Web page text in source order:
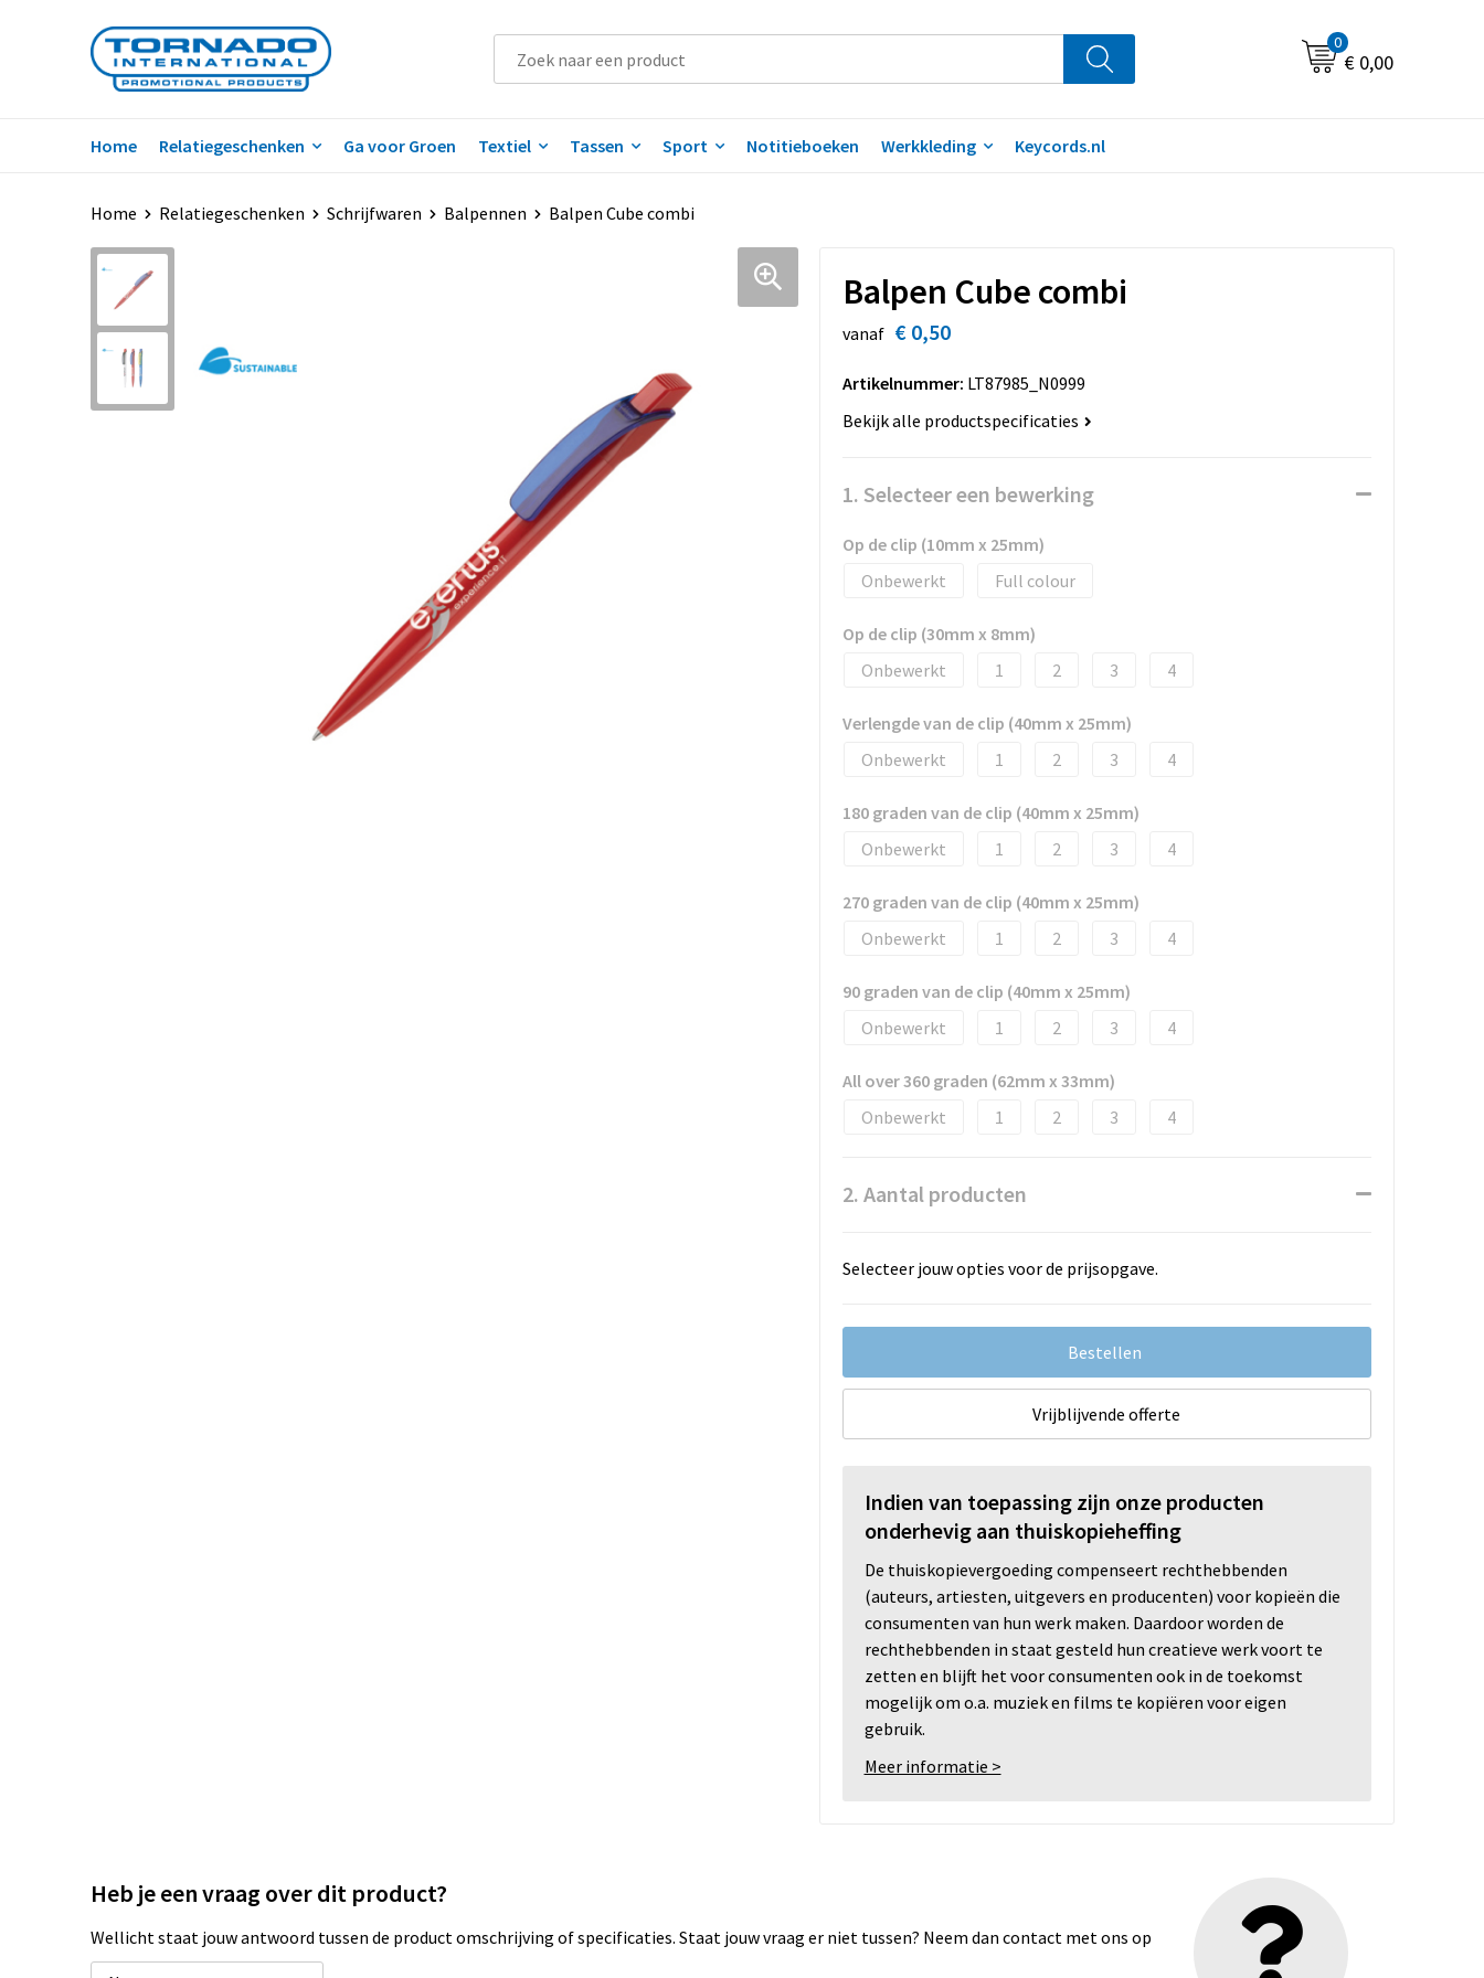
0
€ 0,00
Home Relatiegeschenken Ga voor Groen Textiel Tassen Sport Notitieboeken Werkkleding Keycords.nl
Home Relatiegeschenken Schrijfwaren Balpennen Balpen Cube combi
Balpen Cube combi
vanaf € 0,50
Artikelnummer: LT87985_N0999
Bekijk alle productspecificaties
1. Selecteer een bewerking
Op de clip (10mm x 25mm)
Onbewerkt
Full colour
Op de clip (30mm x 8mm)
Onbewerkt
1 2 3 4
Verlengde van de clip (40mm x 25mm)
Onbewerkt
1 2 3 4
180 graden van de clip (40mm x 25mm)
Onbewerkt
1 2 3 4
270 graden van de clip (40mm x 25mm)
Onbewerkt
1 2 3 4
90 graden van de clip (40mm x 25mm)
Onbewerkt
1 2 3 4
All over 360 graden (62mm x 33mm)
Onbewerkt
1 2 3 4
2. Aantal producten
Selecteer jouw opties voor de prijsopgave.
Bestellen
Vrijblijvende offerte
Indien van toepassing zijn onze producten
onderhevig aan thuiskopieheffing
De thuiskopievergoeding compenseert rechthebbenden
(auteurs, artiesten, uitgevers en producenten) voor kopieën die
consumenten van hun werk maken. Daardoor worden de
rechthebbenden in staat gesteld hun creatieve werk voort te
zetten en blijft het voor consumenten ook in de toekomst
mogelijk om o.a. muziek en films te kopiëren voor eigen
gebruik.
Meer informatie >
Heb je een vraag over dit product?
Wellicht staat jouw antwoord tussen de product omschrijving of specificaties. Staat jouw vraag er niet tussen? Neem dan contact met ons op